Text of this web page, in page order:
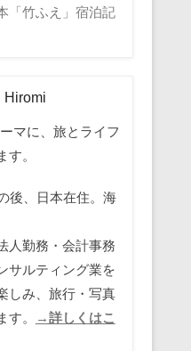
「竹ふえ」宿泊記
Hiromi
マに、旅とライフ
。
後、日本在住。海
人勤務・会計事務
サルティング業を
しみ、旅行・写真
。
→詳しくはこ